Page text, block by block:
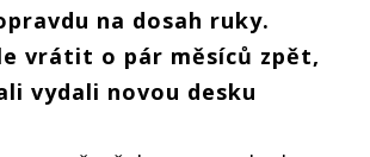
na dosah ruky.
vrátit o pár měsíců zpět,
vydali novou desku